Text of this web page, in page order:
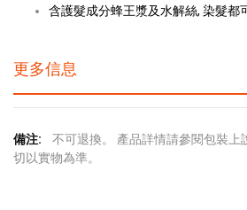
含護髮成分蜂王漿及水解絲, 染髮都
更多信息
更
多
不可退換。 產品詳情請參閱包裝上
切以實物為準。